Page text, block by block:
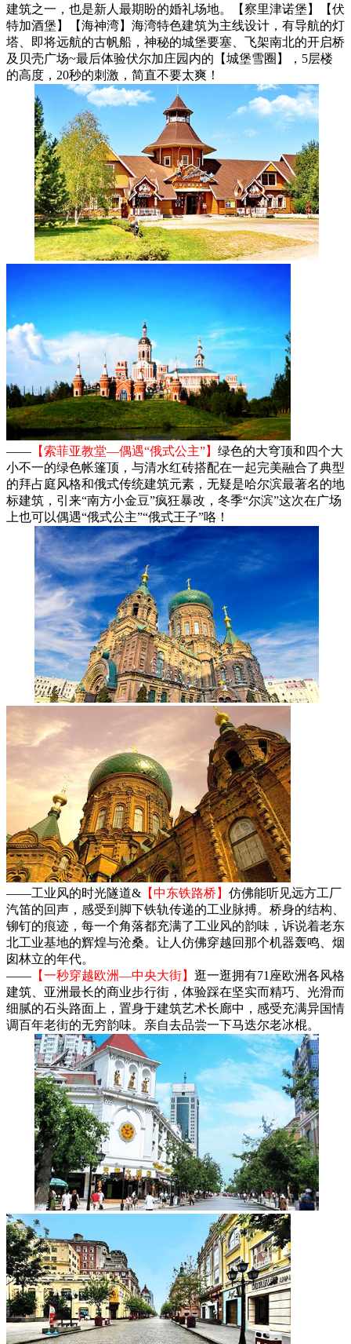
建筑之一，也是新人最期盼的婚礼场地。【察里津诺堡】【伏
特加酒堡】【海神湾】海湾特色建筑为主线设计，有导航的灯
塔、即将远航的古帆船，神秘的城堡要塞、飞架南北的开启桥
及贝壳广场~最后体验伏尔加庄园内的【城堡雪圈】，5层楼
的高度，20秒的刺激，简直不要太爽！
—— 【索菲亚教堂—偶遇“俄式公主”】 绿色的大穹顶和四个大
小不一的绿色帐篷顶，与清水红砖搭配在一起完美融合了典型
的拜占庭风格和俄式传统建筑元素，无疑是哈尔滨最著名的地
标建筑，引来“南方小金豆”疯狂暴改，冬季“尔滨”这次在广场
上也可以偶遇“俄式公主”“俄式王子”咯！
——工业风的时光隧道& 【中东铁路桥】 仿佛能听见远方工厂
汽笛的回声，感受到脚下铁轨传递的工业脉搏。桥身的结构、
铆钉的痕迹，每一个角落都充满了工业风的韵味，诉说着老东
北工业基地的辉煌与沧桑。让人仿佛穿越回那个机器轰鸣、烟
囱林立的年代。
—— 【一秒穿越欧洲—中央大街】 逛一逛拥有71座欧洲各风格
建筑、亚洲最长的商业步行街，体验踩在坚实而精巧、光滑而
细腻的石头路面上，置身于建筑艺术长廊中，感受充满异国情
调百年老街的无穷韵味。亲自去品尝一下马迭尔老冰棍。